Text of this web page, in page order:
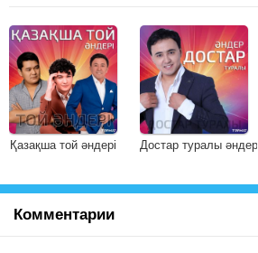
Қазақша той әндері Достар туралы әндер
Комментарии